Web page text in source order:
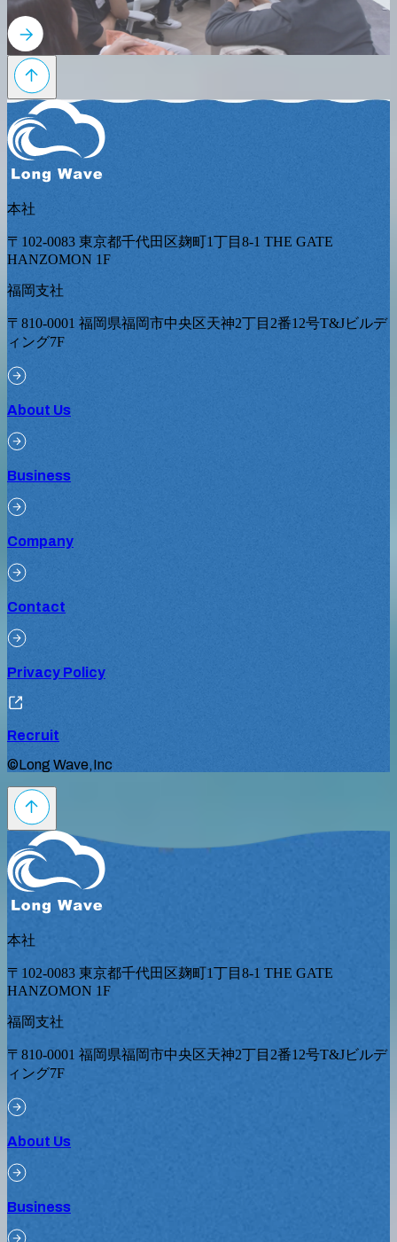
本社
〒102-0083 東京都千代田区麹町1丁目8-1 THE GATE
HANZOMON 1F
福岡支社
〒810-0001 福岡県福岡市中央区天神2丁目2番12号T&Jビルデ
ィング7F
About Us
Business
Company
Contact
Privacy Policy
Recruit
©Long Wave,Inc
本社
〒102-0083 東京都千代田区麹町1丁目8-1 THE GATE
HANZOMON 1F
福岡支社
〒810-0001 福岡県福岡市中央区天神2丁目2番12号T&Jビルデ
ィング7F
About Us
Business